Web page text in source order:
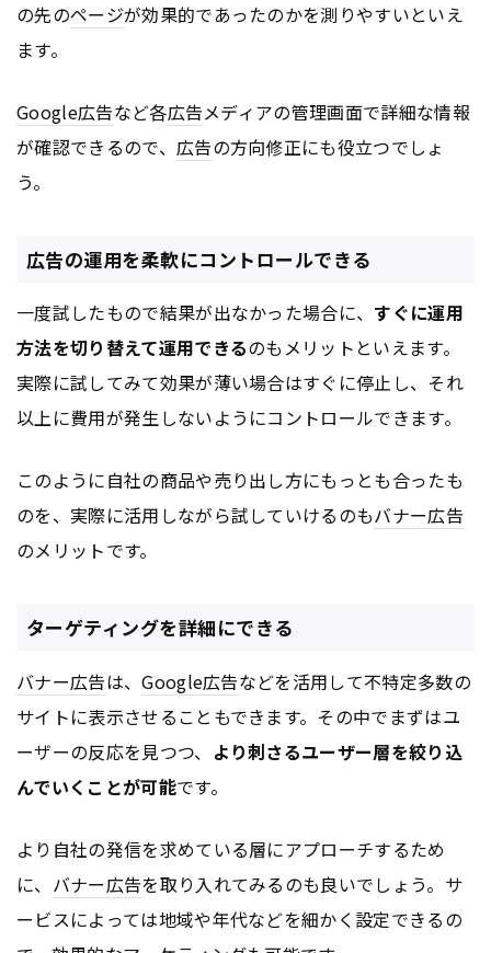
の先のページが効果的であったのかを測りやすいといえ
ます。
Google広告など各広告メディアの管理画面で詳細な情報
が確認できるので、 広告の方向修正にも役立つでしょ
う。
広告の運用を柔軟にコントロールできる
一度試したもので結果が出なかった場合に、 すぐに運用
方法を切り替えて運用できるのもメリットといえます。
実際に試してみて効果が薄い場合はすぐに停止し、それ
以上に費用が発生しないようにコントロールできます。
このように自社の商品や売り出し方にもっとも合ったも
のを、実際に活用しながら試していけるのもバナー広告
のメリットです。
ターゲティングを詳細にできる
バナー広告は、Google広告などを活用して不特定多数の
サイトに表示させることもできます。その中でまずはユ
ーザーの反応を見つつ、 より刺さるユーザー層を絞り込
んでいくことが可能です。
より自社の発信を求めている層にアプローチするため
に、 バナー広告を取り入れてみるのも良いでしょう。サ
ービスによっては地域や年代などを細かく設定できるの